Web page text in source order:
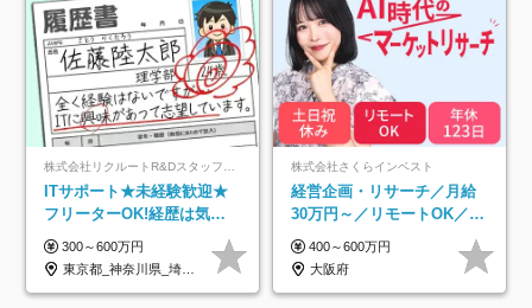
株式会社リクルートR&Dスタッフィング【リクルートグループ】
ITサポート★未経験歓迎★
フリーターOK!経歴は気に
しなくて大丈夫★超大手リ
クルートグループの正社
員/sg
300～600万円
東京都_神奈川県_埼玉県_千葉県_大阪府…
株式会社さくらインベスト
経営企画・リサーチ／月給
30万円～／リモートOK／土
日祝休み／生成AIを活用で
きる方歓迎
400～600万円
大阪府